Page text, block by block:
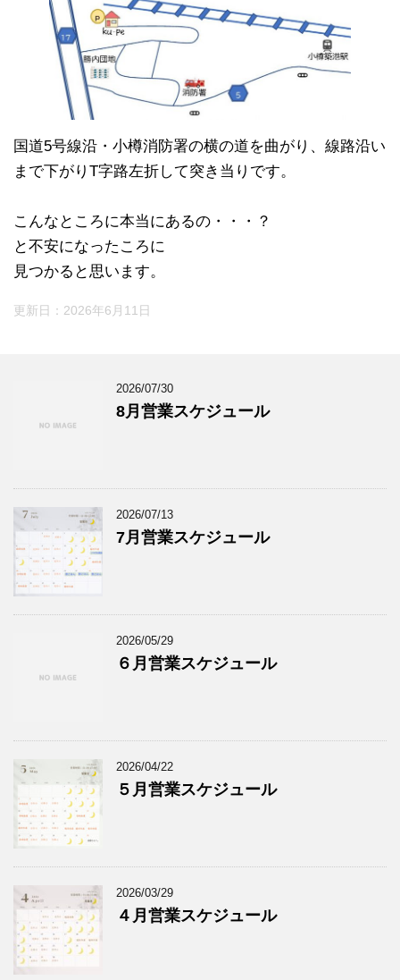
国道5号線沿・小樽消防署の横の道を曲がり、線路沿い
まで下がりT字路左折して突き当りです。
こんなところに本当にあるの・・・？
と不安になったころに
見つかると思います。
更新日： 2026年6月11日
2026/07/30
8月営業スケジュール
2026/07/13
7月営業スケジュール
2026/05/29
６月営業スケジュール
2026/04/22
５月営業スケジュール
2026/03/29
４月営業スケジュール